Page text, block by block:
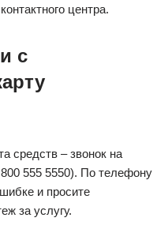
центра.
с
средств – звонок на
555 5550). По телефону
и просите
за услугу.